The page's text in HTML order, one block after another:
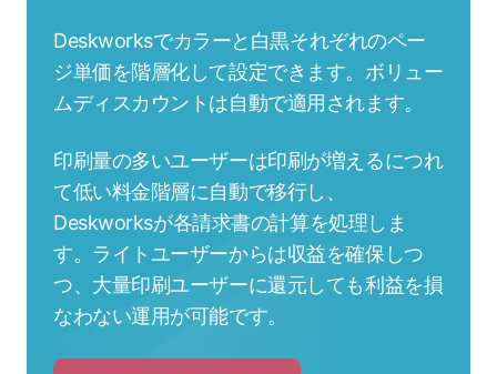
Deskworksでカラーと白黒それぞれのペー
ジ単価を階層化して設定できます。ボリュー
ムディスカウントは自動で適用されます。
印刷量の多いユーザーは印刷が増えるにつれ
て低い料金階層に自動で移行し、
Deskworksが各請求書の計算を処理しま
す。ライトユーザーからは収益を確保しつ
つ、大量印刷ユーザーに還元しても利益を損
なわない運用が可能です。